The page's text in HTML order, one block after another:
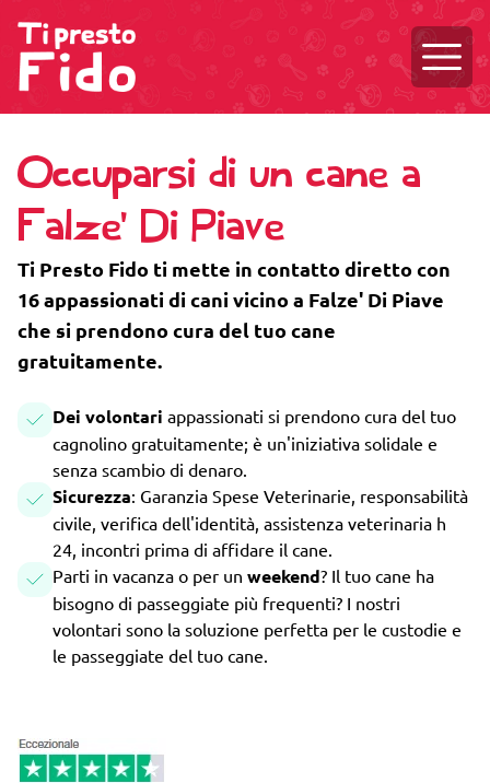
Occuparsi di un cane a
Falze' Di Piave
Ti Presto Fido ti mette in contatto diretto con
16 appassionati di cani vicino a Falze' Di Piave
che si prendono cura del tuo cane
gratuitamente.
Dei volontari appassionati si prendono cura del tuo
cagnolino gratuitamente; è un'iniziativa solidale e
senza scambio di denaro.
Sicurezza: Garanzia Spese Veterinarie, responsabilità
civile, verifica dell'identità, assistenza veterinaria h
24, incontri prima di affidare il cane.
Parti in vacanza o per un weekend? Il tuo cane ha
bisogno di passeggiate più frequenti? I nostri
volontari sono la soluzione perfetta per le custodie e
le passeggiate del tuo cane.